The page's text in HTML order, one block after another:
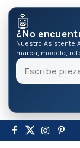
🤖
¿No
Nuestro Asistente
marca, modelo,